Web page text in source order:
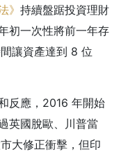
》 持續盤踞投資理財
初一次性將前一年存
讓資產達到 8 位
反應，2016 年開始
英國脫歐、川普當
大修正衝擊，但印